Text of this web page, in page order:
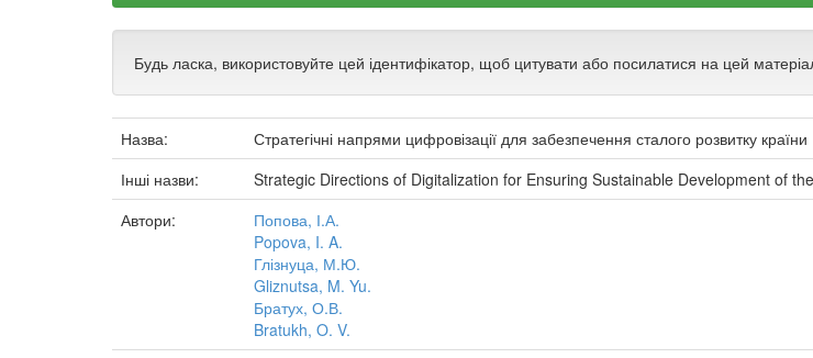
Будь ласка, використовуйте цей ідентифікатор, щоб цитувати або посилатися на цей
Назва:
Стратегічні напрями цифровізації для забезпечення сталого розвитку країни
Інші назви:
Strategic Directions of Digitalization for Ensuring Sustainable Development of
Автори:
Попова, І.А.
Popova, I. A.
Глізнуца, М.Ю.
Gliznutsa, M. Yu.
Братух, О.В.
Bratukh, O. V.